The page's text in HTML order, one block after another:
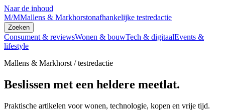
Naar de inhoud
M/MMallens & Markhorstonafhankelijke testredactie
Zoeken
Consument & reviewsWonen & bouwTech & digitaalEvents &
lifestyle
Mallens & Markhorst / testredactie
Beslissen met een heldere meetlat.
Praktische artikelen voor wonen, technologie, kopen en vrije tijd.